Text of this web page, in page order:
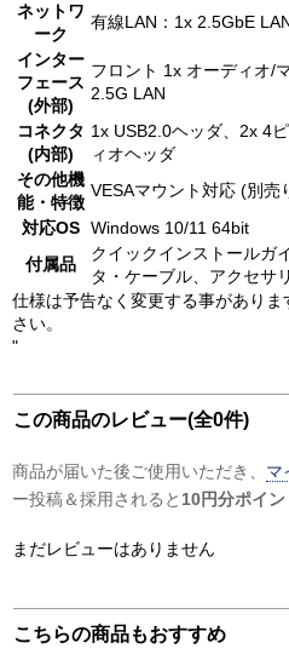
ネットワ
ーク
有線LAN：1x 2.5GbE
インター
フェース
(外部)
フロント 1x オーディオ/
2.5G LAN
コネクタ
(内部)
1x USB2.0ヘッダ、2x 4
ィオヘッダ
その他機
能・特徴
VESAマウント対応 (別売
対応OS Windows 10/11 64bit
付属品
クイックインストールガ
タ・ケーブル、アクセサ
仕様は予告なく変更する事があり
さい。
"
この商品のレビュー(全0件)
商品が届いた後ご使用いただき、 マ
ー投稿＆採用されると 10円分ポイン
まだレビューはありません
こちらの商品もおすすめ